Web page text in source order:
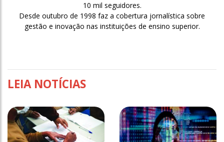
10 mil seguidores.
Desde outubro de 1998 faz a cobertura jornalística sobre
gestão e inovação nas instituições de ensino superior.
LEIA NOTÍCIAS